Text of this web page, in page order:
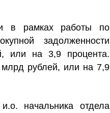
в рамках работы по
задолженности
или на 3,9 процента.
рублей, или на 7,9
начальника отдела